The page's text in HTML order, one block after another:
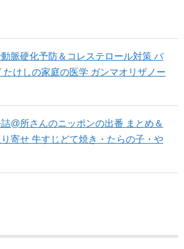
脈硬化予防＆コレステロール対策 バ
たけしの家庭の医学 ガンマオリザノー
@所さんのニッポンの出番 まとめ＆
寄せ 牛すじどて焼き・たらの子・や